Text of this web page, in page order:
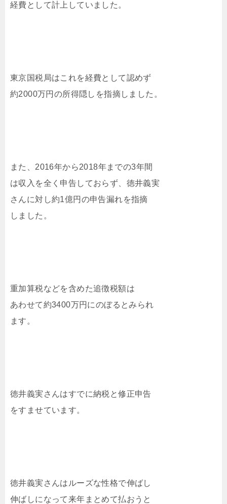
経費として計上していました。
東京国税局はこれを経費として認めず
約2000万円の所得隠しを指摘しました。
また、2016年から2018年までの3年間
は収入を全く申告しておらず、徳井義実
さんに対し約1億円の申告漏れを指摘
しました。
重加算税などを含めた追徴税額は
あわせて約3400万円にのぼるとみられ
ます。
徳井義実さんはすでに納税と修正申告
をすませています。
徳井義実さんはルーズな性格で伸ばし
伸ばしになって来年まとめて払おうと